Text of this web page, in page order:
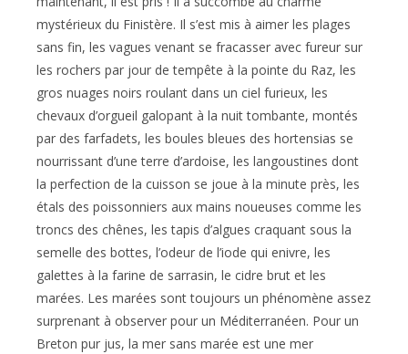
mystérieux du Finistère. Il s’est mis à aimer les plages
sans fin, les vagues venant se fracasser avec fureur sur
les rochers par jour de tempête à la pointe du Raz, les
gros nuages noirs roulant dans un ciel furieux, les
chevaux d’orgueil galopant à la nuit tombante, montés
par des farfadets, les boules bleues des hortensias se
nourrissant d’une terre d’ardoise, les langoustines dont
la perfection de la cuisson se joue à la minute près, les
étals des poissonniers aux mains noueuses comme les
troncs des chênes, les tapis d’algues craquant sous la
semelle des bottes, l’odeur de l’iode qui enivre, les
galettes à la farine de sarrasin, le cidre brut et les
marées. Les marées sont toujours un phénomène assez
surprenant à observer pour un Méditerranéen. Pour un
Breton pur jus, la mer sans marée est une mer